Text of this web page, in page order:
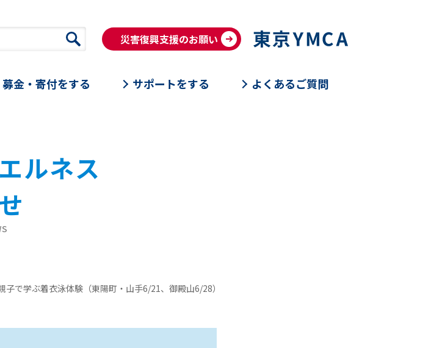
災害復興支援のお願い
募金・寄付をする サポートをする よくあるご質問
ルネス
子で学ぶ着衣泳体験（東陽町・山手6/21、御殿山6/28）